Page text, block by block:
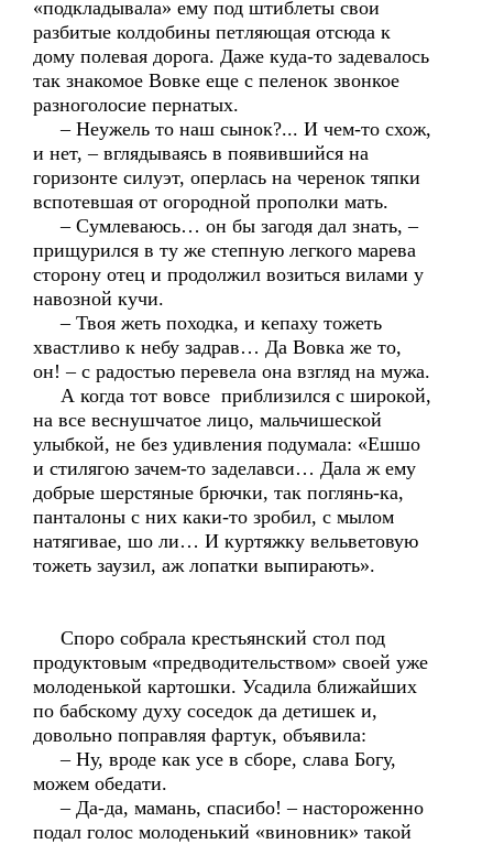
«подкладывала» ему под штиблеты свои
разбитые колдобины петляющая отсюда к
дому полевая дорога. Даже куда-то задевалось
так знакомое Вовке еще с пеленок звонкое
разноголосие пернатых.
– Неужель то наш сынок?... И чем-то схож,
и нет, – вглядываясь в появившийся на
горизонте силуэт, оперлась на черенок тяпки
вспотевшая от огородной прополки мать.
– Сумлеваюсь… он бы загодя дал знать, –
прищурился в ту же степную легкого марева
сторону отец и продолжил возиться вилами у
навозной кучи.
– Твоя жеть походка, и кепаху тожеть
хвастливо к небу задрав… Да Вовка же то,
он! – с радостью перевела она взгляд на мужа.
А когда тот вовсе приблизился с широкой,
на все веснушчатое лицо, мальчишеской
улыбкой, не без удивления подумала: «Ешшо
и стилягою зачем-то заделавси… Дала ж ему
добрые шерстяные брючки, так поглянь-ка,
панталоны с них каки-то зробил, с мылом
натягивае, шо ли… И куртяжку вельветовую
тожеть заузил, аж лопатки выпирають».
Споро собрала крестьянский стол под
продуктовым «предводительством» своей уже
молоденькой картошки. Усадила ближайших
по бабскому духу соседок да детишек и,
довольно поправляя фартук, объявила:
– Ну, вроде как усе в сборе, слава Богу,
можем обедати.
– Да-да, мамань, спасибо! – настороженно
подал голос молоденький «виновник» такой